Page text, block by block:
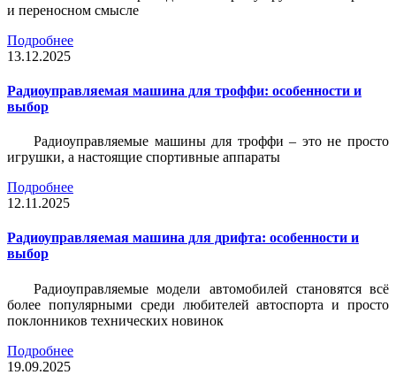
и переносном смысле
Подробнее
13.12.2025
Радиоуправляемая машина для троффи: особенности и
выбор
Радиоуправляемые машины для троффи – это не просто
игрушки, а настоящие спортивные аппараты
Подробнее
12.11.2025
Радиоуправляемая машина для дрифта: особенности и
выбор
Радиоуправляемые модели автомобилей становятся всё
более популярными среди любителей автоспорта и просто
поклонников технических новинок
Подробнее
19.09.2025